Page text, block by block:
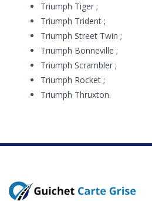
Triumph Tiger ;
Triumph Trident ;
Triumph Street Twin ;
Triumph Bonneville ;
Triumph Scrambler ;
Triumph Rocket ;
Triumph Thruxton.